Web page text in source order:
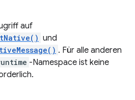
auf
und
. Für alle anderen
-Namespace ist keine